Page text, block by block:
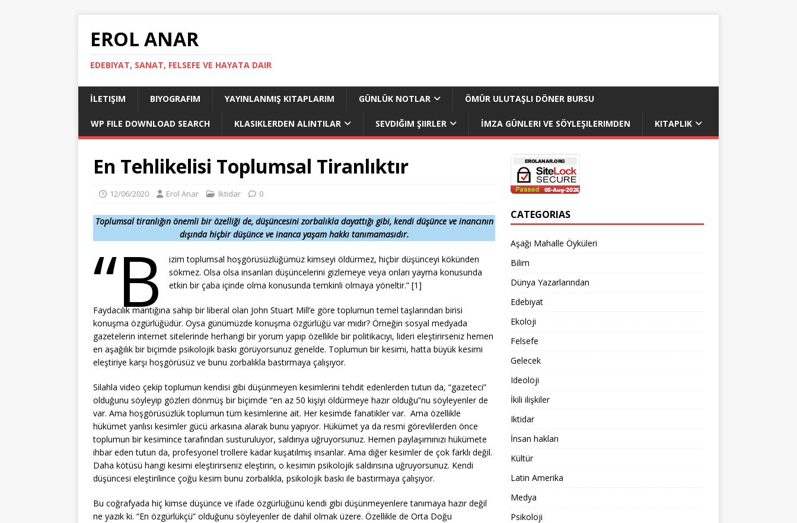
EROL ANAR
EDEBIYAT, SANAT, FELSEFE VE HAYATA DAIR
İLETIŞIM BIYOGRAFIM YAYINLANMIŞ KITAPLARIM GÜNLÜK NOTLAR ÖMÜR ULUTAŞLI DÖNER BURSU
WP FILE DOWNLOAD SEARCH KLASIKLERDEN ALINTILAR SEVDIĞIM ŞIIRLER İMZA GÜNLERI VE SÖYLEŞILERIMDEN KITAPLIK
En Tehlikelisi Toplumsal Tiranlıktır
12/06/2020 Erol Anar Iktidar 0
Toplumsal tiranlığın önemli bir özelliği de, düşüncesini zorbalıkla dayattığı gibi, kendi düşünce ve inancının
dışında hiçbir düşünce ve inanca yaşam hakkı tanımamasıdır.
“B
izim toplumsal hoşgörüsüzlüğümüz kimseyi öldürmez, hiçbir düşünceyi kökünden
sökmez. Olsa olsa insanları düşüncelerini gizlemeye veya onları yayma konusunda
etkin bir çaba içinde olma konusunda temkinli olmaya yöneltir.” [1]
Faydacılık mantığına sahip bir liberal olan John Stuart Mill’e göre toplumun temel taşlarından birisi
konuşma özgürlüğüdür. Oysa günümüzde konuşma özgürlüğü var mıdır? Örneğin sosyal medyada
gazetelerin internet sitelerinde herhangi bir yorum yapıp özellikle bir politikacıyı, lideri eleştirirseniz hemen
en aşağılık bir biçimde psikolojik baskı görüyorsunuz genelde. Toplumun bir kesimi, hatta büyük kesimi
eleştiriye karşı hoşgörüsüz ve bunu zorbalıkla bastırmaya çalışıyor.
Silahla video çekip toplumun kendisi gibi düşünmeyen kesimlerini tehdit edenlerden tutun da, “gazeteci”
olduğunu söyleyip gözleri dönmüş bir biçimde “en az 50 kişiyi öldürmeye hazır olduğu”nu söyleyenler de
var. Ama hoşgörüsüzlük toplumun tüm kesimlerine ait. Her kesimde fanatikler var. Ama özellikle
hükümet yanlısı kesimler gücü arkasına alarak bunu yapıyor. Hükümet ya da resmi görevlilerden önce
toplumun bir kesimince tarafından susturuluyor, saldırıya uğruyorsunuz. Hemen paylaşımınızı hükümete
ihbar eden tutun da, profesyonel trollere kadar kuşatılmış insanlar. Ama diğer kesimler de çok farklı değil.
Daha kötüsü hangi kesimi eleştirirseniz eleştirin, o kesimin psikolojik saldırısına uğruyorsunuz. Kendi
düşüncesi eleştirilince çoğu kesim bunu zorbalıkla, psikolojik baskı ile bastırmaya çalışıyor.
Bu coğrafyada hiç kimse düşünce ve ifade özgürlüğünü kendi gibi düşünmeyenlere tanımaya hazır değil
ne yazık ki. “En özgürlükçü” olduğunu söyleyenler de dahil olmak üzere. Özellikle de Orta Doğu
CATEGORIAS
Aşağı Mahalle Öyküleri
Bilim
Dünya Yazarlarından
Edebiyat
Ekoloji
Felsefe
Gelecek
Ideoloji
İkili ilişkiler
Iktidar
İnsan hakları
Kültür
Latin Amerika
Medya
Psikoloji